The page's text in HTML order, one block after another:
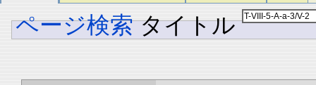
ページ検索 タイトル